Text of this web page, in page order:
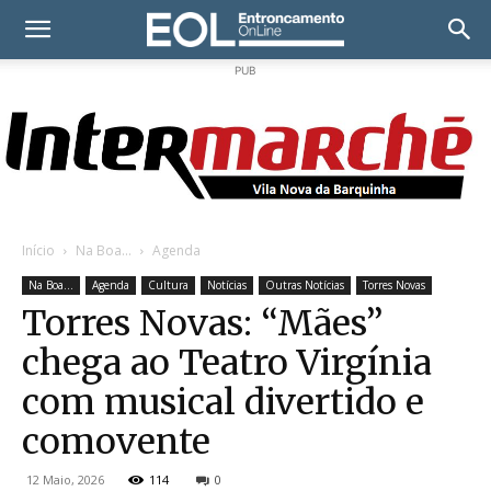
PUB
Início Na Boa... Agenda
Na Boa... Agenda Cultura Notícias Outras Notícias Torres Novas
Torres Novas: “Mães”
chega ao Teatro Virgínia
com musical divertido e
comovente
12 Maio, 2026 114 0